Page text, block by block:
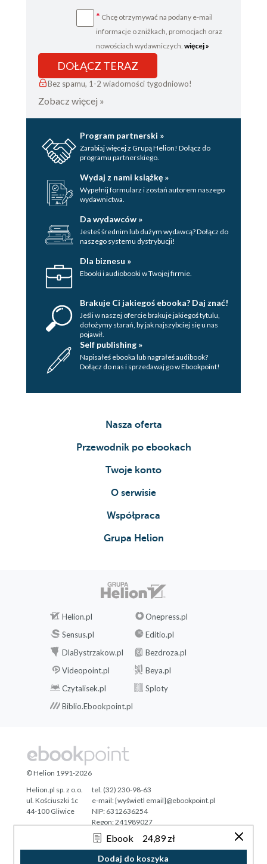
Ebook 24,89 zł
Dodaj do koszyka
* Chcę otrzymywać na podany e-mail
informacje o zniżkach, promocjach oraz
nowościach wydawniczych. więcej »
DOŁĄCZ TERAZ
Bez spamu, 1-2 wiadomości tygodniowo!
Zobacz więcej »
Program partnerski »
Zarabiaj więcej z Grupą Helion! Dołącz do
programu partnerskiego.
Wydaj z nami książkę »
Wypełnij formularz i zostań autorem naszego
wydawnictwa.
Da wydawców »
Jesteś średnim lub dużym wydawcą? Dołącz do
naszego systemu dystrybucji!
Dla biznesu »
Ebooki i audiobooki w Twojej firmie.
Brakuje Ci jakiegoś ebooka? Daj znać!
Jeśli w naszej ofercie brakuje jakiegoś tytulu,
dołożymy starań, by jak najszybciej się u nas
pojawił.
Self publishing »
Napisałeś ebooka lub nagrałeś audibook?
Dołącz do nas i sprzedawaj go w Ebookpoint!
Nasza oferta
Przewodnik po ebookach
Twoje konto
O serwisie
Współpraca
Grupa Helion
Helion.pl
Onepress.pl
Sensus.pl
Editio.pl
DlaBystrzakow.pl
Bezdroza.pl
Videopoint.pl
Beya.pl
Czytalisek.pl
Sploty
Biblio.Ebookpoint.pl
Tonik.pl
© Helion 1991-2026
Helion.pl sp. z o.o.
ul. Kościuszki 1c
44-100 Gliwice
tel. (32) 230-98-63
e-mail:[wyświetl email]@ebookpoint.pl
NIP: 6312636254
Regon: 241989027